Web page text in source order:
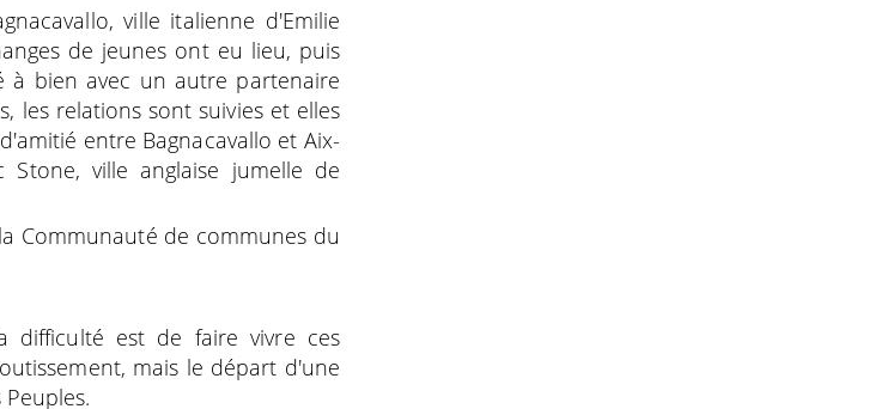
ville italienne d'Emilie
de jeunes ont eu lieu, puis
à bien avec un autre partenaire
les relations sont suivies et elles
entre Bagnacavallo et Aix-
ville anglaise jumelle de
Communauté de communes du
difficulté est de faire vivre ces
mais le départ d'une